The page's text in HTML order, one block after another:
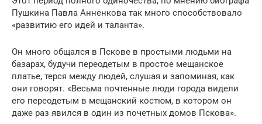
Пушкина Павла Анненкова так много способствовало
«развитию его идей и таланта».
Он много общался в Пскове в простыми людьми на
базарах, будучи переодетым в простое мещанское
платье, терся между людей, слушая и запоминая, как
они говорят. «Весьма почтенные люди города видели
его переодетым в мещанский костюм, в котором он
даже раз явился в один из почетных домов Пскова».